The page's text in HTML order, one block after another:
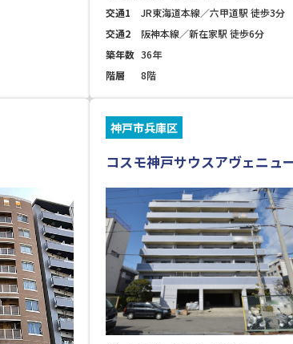
交通1
JR東海道本線／六甲道駅 徒歩3分
交通2
阪神本線／新在家駅 徒歩6分
築年数 36年
階層
8階
神戸市兵庫区
コスモ神戸サウスアヴェニュ